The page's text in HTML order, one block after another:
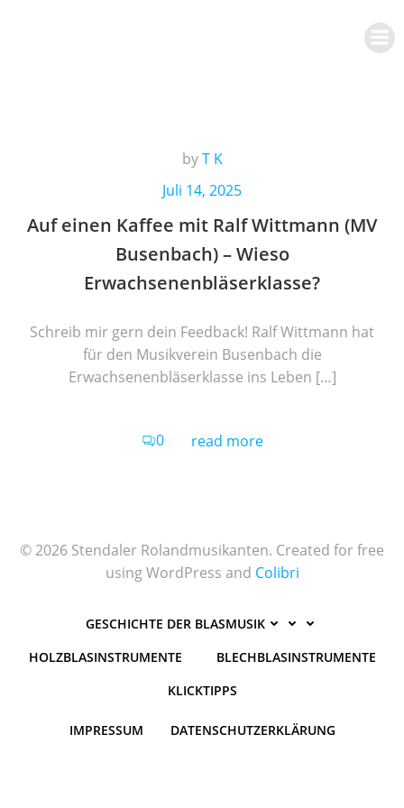
byT K
Juli 14, 2025
Auf einen Kaffee mit Ralf Wittmann (MV
Busenbach) – Wieso
Erwachsenenbläserklasse?
Schreib mir gern dein Feedback! Ralf Wittmann hat
für den Musikverein Busenbach die
Erwachsenenbläserklasse ins Leben […]
0 read more
© 2026 Stendaler Rolandmusikanten. Created for free
using WordPress and Colibri
GESCHICHTE DER BLASMUSIK
HOLZBLASINSTRUMENTE
BLECHBLASINSTRUMENTE
KLICKTIPPS
IMPRESSUM DATENSCHUTZERKLÄRUNG